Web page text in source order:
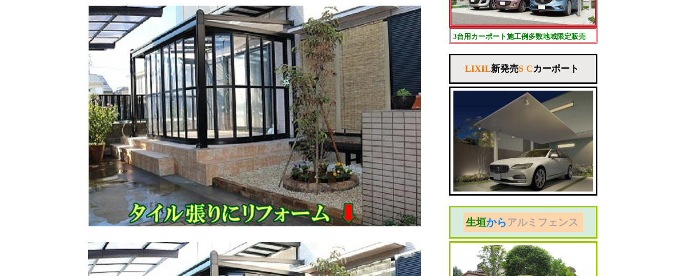
3台用カーポート施工例多数地域限定販売
LIXIL新発売S Cカーポート
生垣からアルミフェンス